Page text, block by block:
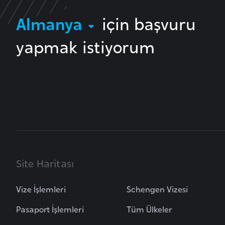
Almanya
için başvuru
yapmak istiyorum
Site Haritası
Vize İşlemleri
Pasaport İşlemleri
Schengen Vizesi
Tüm Ülkeler
B
l
r